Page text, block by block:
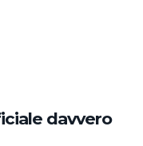
davvero